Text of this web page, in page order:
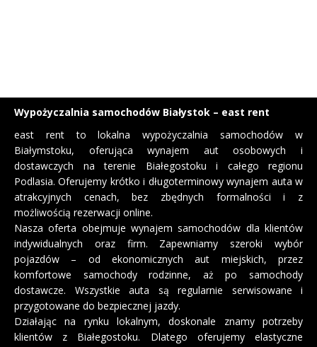
Wypożyczalnia samochodów Białystok – east rent
east rent to lokalna wypożyczalnia samochodów w
Białymstoku, oferująca wynajem aut osobowych i
dostawczych na terenie Białegostoku i całego regionu
Podlasia. Oferujemy krótko i długoterminowy wynajem auta w
atrakcyjnych cenach, bez zbędnych formalności i z
możliwością rezerwacji online.
Nasza oferta obejmuje wynajem samochodów dla klientów
indywidualnych oraz firm. Zapewniamy szeroki wybór
pojazdów – od ekonomicznych aut miejskich, przez
komfortowe samochody rodzinne, aż po samochody
dostawcze. Wszystkie auta są regularnie serwisowane i
przygotowane do bezpiecznej jazdy.
Działając na rynku lokalnym, doskonale znamy potrzeby
klientów z Białegostoku. Dlatego oferujemy elastyczne